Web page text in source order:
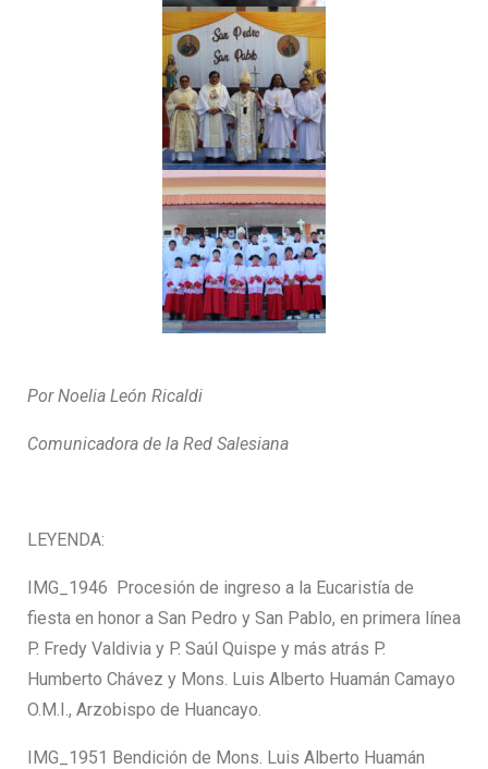
Por Noelia León Ricaldi
Comunicadora de la Red Salesiana
LEYENDA:
IMG_1946 Procesión de ingreso a la Eucaristía de
fiesta en honor a San Pedro y San Pablo, en primera línea
P. Fredy Valdivia y P. Saúl Quispe y más atrás P.
Humberto Chávez y Mons. Luis Alberto Huamán Camayo
O.M.I., Arzobispo de Huancayo.
IMG_1951 Bendición de Mons. Luis Alberto Huamán